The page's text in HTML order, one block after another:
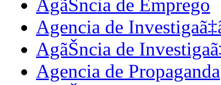
AgãŠncia de Emprego
Agencia de
AgãŠncia de
Agencia de Propaganda